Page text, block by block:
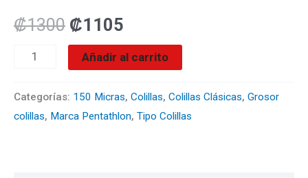
₡1300 ₡1105
Añadir al carrito
Categorías: 150 Micras, Colillas, Colillas Clásicas, Grosor
colillas, Marca Pentathlon, Tipo Colillas